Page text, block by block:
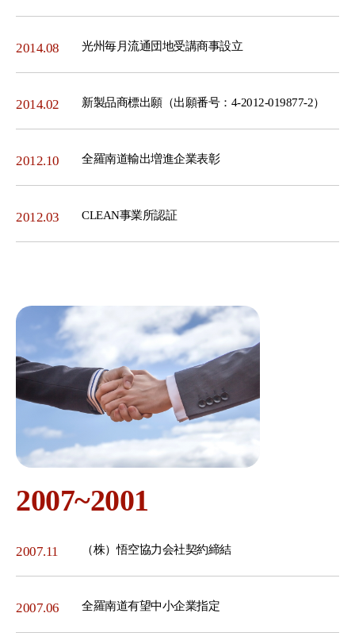
2014.08 光州毎月流通団地受講商事設立
2014.02 新製品商標出願（出願番号：4-2012-019877-2）
2012.10 全羅南道輸出増進企業表彰
2012.03 CLEAN事業所認証
2007~2001
2007.11 （株）悟空協力会社契約締結
2007.06 全羅南道有望中小企業指定